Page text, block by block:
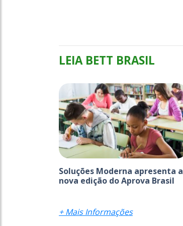
LEIA BETT BRASIL
Soluções Moderna apresenta a
nova edição do Aprova Brasil
+ Mais Informações